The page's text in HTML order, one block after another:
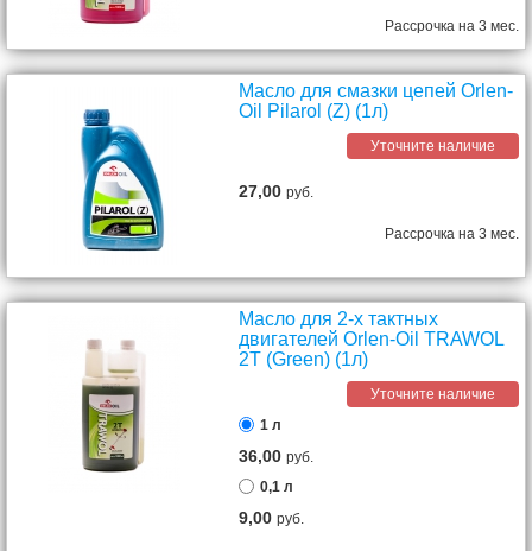
Рассрочка на 3 мес.
Масло для смазки цепей Orlen-
Oil Pilarol (Z) (1л)
Уточните наличие
27,00руб.
Рассрочка на 3 мес.
Масло для 2-х тактных
двигателей Orlen-Oil TRAWOL
2Т (Green) (1л)
Уточните наличие
1 л
36,00руб.
0,1 л
9,00руб.